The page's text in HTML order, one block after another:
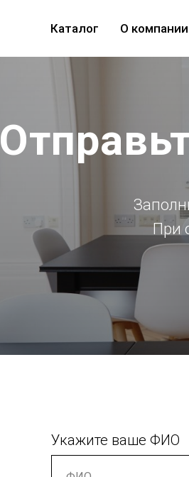
Каталог О компании
При
Укажите ваше ФИО